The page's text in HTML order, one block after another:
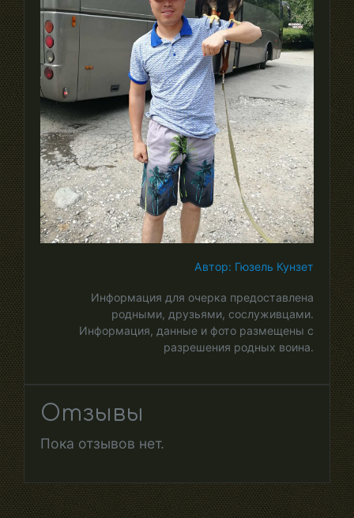
Автор: Гюзель Кунзет
Информация для очерка предоставлена
родными, друзьями, сослуживцами.
Информация, данные и фото размещены с
разрешения родных воина.
Отзывы
Пока отзывов нет.